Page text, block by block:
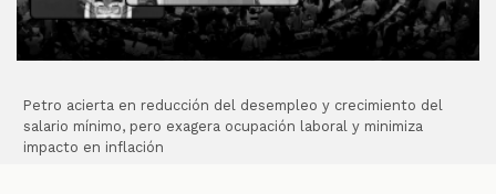
Petro acierta en reducción del desempleo y crecimiento del
salario mínimo, pero exagera ocupación laboral y minimiza
impacto en inflación